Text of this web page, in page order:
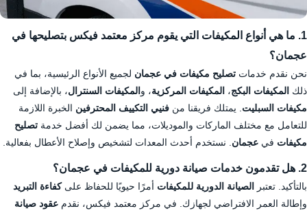
1. ما هي أنواع المكيفات التي يقوم مركز معتمد فيكس بتصليحها في
عجمان؟
نحن نقدم خدمات تصليح مكيفات في عجمان لجميع الأنواع الرئيسية، بما في
ذلك المكيفات البكج، المكيفات المركزية، و المكيفات السنترال، بالإضافة إلى
مكيفات السبليت . يمتلك فريقنا من فنيي التكييف المحترفين الخبرة اللازمة
للتعامل مع مختلف الماركات والموديلات، مما يضمن لك أفضل خدمة تصليح
مكيفات في عجمان . نستخدم أحدث المعدات لتشخيص وإصلاح الأعطال بفعالية.
2. هل تقدمون خدمات صيانة دورية للمكيفات في عجمان؟
بالتأكيد. تعتبر الصيانة الدورية للمكيفات أمرًا حيويًا للحفاظ علىكفاءة التبريد
وإطالة العمر الافتراضي لجهازك. في مركز معتمد فيكس، نقدم عقود صيانة